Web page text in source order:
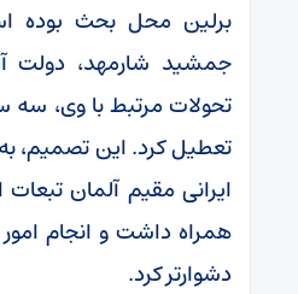
برلین محل بحث بوده
جمشید شارمهد، دولت
تحولات مرتبط با وی، سه
تعطیل کرد. این تصمیم،
ایرانی مقیم آلمان
همراه داشت و انجام امور
دشوارتر کرد.